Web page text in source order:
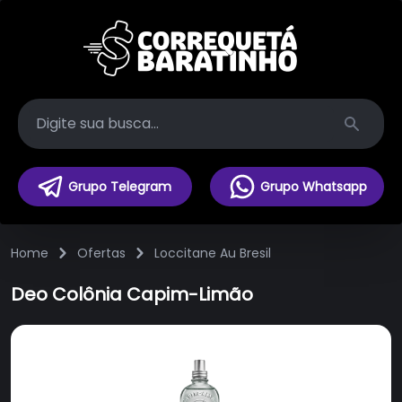
Search
Grupo Telegram Grupo Whatsapp
Home Ofertas Loccitane Au Bresil
Deo Colônia Capim-Limão